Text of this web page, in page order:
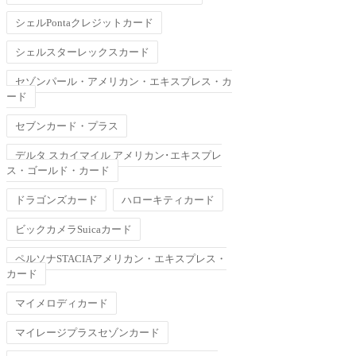
シェルPontaクレジットカード
シェルスターレックスカード
セゾンパール・アメリカン・エキスプレス・カ
ード
セブンカード・プラス
デルタ スカイマイル アメリカン･エキスプレ
ス・ゴールド・カード
ドラゴンズカード ハローキティカード
ビックカメラSuicaカード
ペルソナSTACIAアメリカン・エキスプレス・
カード
マイメロディカード
マイレージプラスセゾンカード